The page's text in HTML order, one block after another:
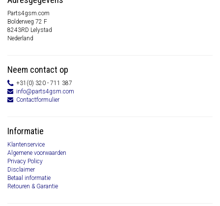
Parts4gsm.com
Bolderweg 72 F
8243RD Lelystad
Nederland
Neem contact op
+31(0) 320 - 711 387
info@parts4gsm.com
Contactformulier
Informatie
Klantenservice
Algemene voorwaarden
Privacy Policy
Disclaimer
Betaal informatie
Retouren & Garantie